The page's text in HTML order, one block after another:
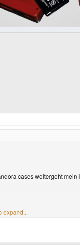
cases weitergeht mein
expand...
expand...